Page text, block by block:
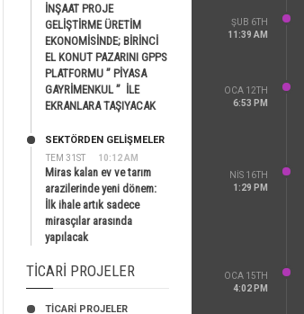
İNŞAAT PROJE
GELİŞTİRME ÜRETİM
EKONOMİSİNDE; BİRİNCİ
EL KONUT PAZARINI GPPS
PLATFORMU ” PİYASA
GAYRİMENKUL ” İLE
EKRANLARA TAŞIYACAK
TEM 31ST 10:12 AM
SEKTÖRDEN GELIŞMELER
Miras kalan ev ve tarım
arazilerinde yeni dönem:
İlk ihale artık sadece
mirasçılar arasında
yapılacak
TICARI PROJELER
TİCARİ PROJELER
ŞUB 6TH
11:39 AM
OCA 12TH
6:53 PM
NIS 16TH
1:29 PM
OCA 15TH
4:02 PM